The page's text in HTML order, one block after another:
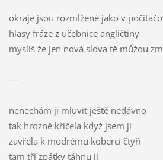
okraje jsou rozmlžené jako v
hlasy fráze z učebnice angličtiny
myslíš že jen nová slova tě můžou
—
nenechám ji mluvit ještě nedávno
tak hrozně křičela když jsem ji
zavřela k modrému koberci čtyři
tam tři zpátky táhnu ji